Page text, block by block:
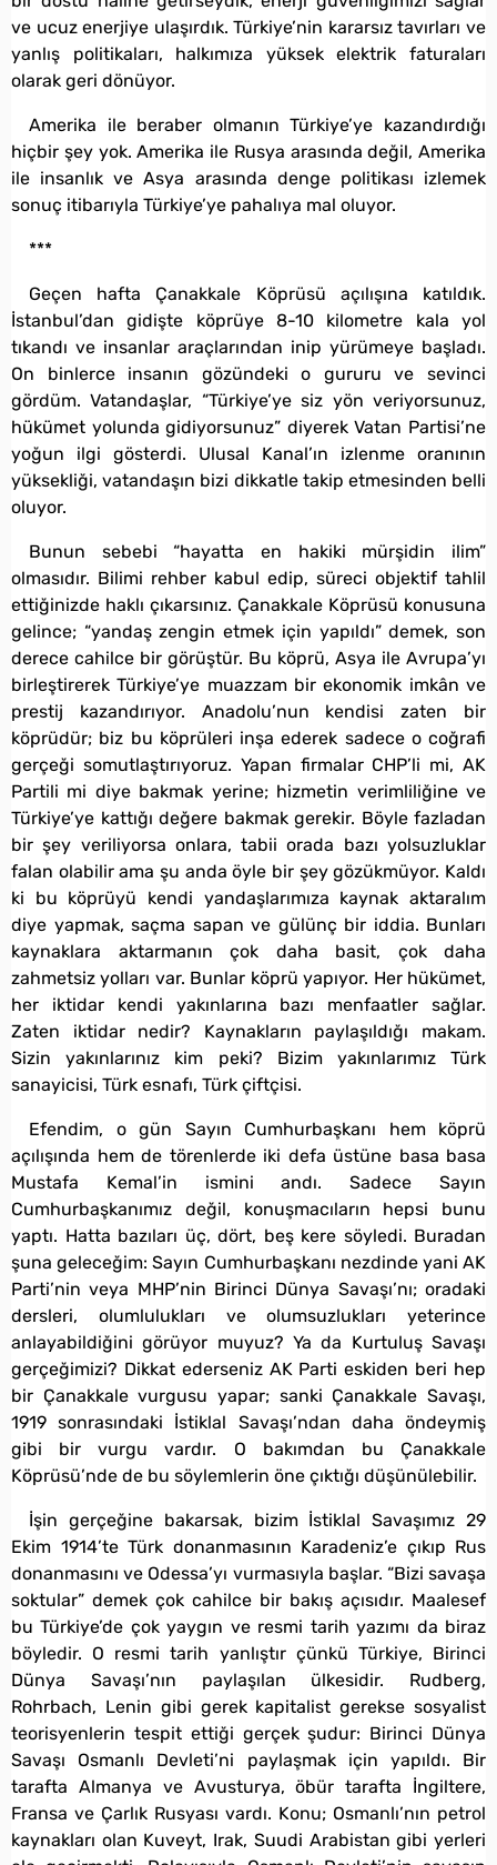
ve ucuz enerjiye ulaşırdık. Türkiye’nin kararsız tavırları ve
yanlış politikaları, halkımıza yüksek elektrik faturaları
olarak geri dönüyor.
Amerika ile beraber olmanın Türkiye’ye kazandırdığı
hiçbir şey yok. Amerika ile Rusya arasında değil, Amerika
ile insanlık ve Asya arasında denge politikası izlemek
sonuç itibarıyla Türkiye’ye pahalıya mal oluyor.
***
Geçen hafta Çanakkale Köprüsü açılışına katıldık.
İstanbul’dan gidişte köprüye 8-10 kilometre kala yol
tıkandı ve insanlar araçlarından inip yürümeye başladı.
On binlerce insanın gözündeki o gururu ve sevinci
gördüm. Vatandaşlar, “Türkiye’ye siz yön veriyorsunuz,
hükümet yolunda gidiyorsunuz” diyerek Vatan Partisi’ne
yoğun ilgi gösterdi. Ulusal Kanal’ın izlenme oranının
yüksekliği, vatandaşın bizi dikkatle takip etmesinden belli
oluyor.
Bunun sebebi “hayatta en hakiki mürşidin ilim”
olmasıdır. Bilimi rehber kabul edip, süreci objektif tahlil
ettiğinizde haklı çıkarsınız. Çanakkale Köprüsü konusuna
gelince; “yandaş zengin etmek için yapıldı” demek, son
derece cahilce bir görüştür. Bu köprü, Asya ile Avrupa’yı
birleştirerek Türkiye’ye muazzam bir ekonomik imkân ve
prestij kazandırıyor. Anadolu’nun kendisi zaten bir
köprüdür; biz bu köprüleri inşa ederek sadece o coğrafi
gerçeği somutlaştırıyoruz. Yapan firmalar CHP’li mi, AK
Partili mi diye bakmak yerine; hizmetin verimliliğine ve
Türkiye’ye kattığı değere bakmak gerekir. Böyle fazladan
bir şey veriliyorsa onlara, tabii orada bazı yolsuzluklar
falan olabilir ama şu anda öyle bir şey gözükmüyor. Kaldı
ki bu köprüyü kendi yandaşlarımıza kaynak aktaralım
diye yapmak, saçma sapan ve gülünç bir iddia. Bunları
kaynaklara aktarmanın çok daha basit, çok daha
zahmetsiz yolları var. Bunlar köprü yapıyor. Her hükümet,
her iktidar kendi yakınlarına bazı menfaatler sağlar.
Zaten iktidar nedir? Kaynakların paylaşıldığı makam.
Sizin yakınlarınız kim peki? Bizim yakınlarımız Türk
sanayicisi, Türk esnafı, Türk çiftçisi.
Efendim, o gün Sayın Cumhurbaşkanı hem köprü
açılışında hem de törenlerde iki defa üstüne basa basa
Mustafa Kemal’in ismini andı. Sadece Sayın
Cumhurbaşkanımız değil, konuşmacıların hepsi bunu
yaptı. Hatta bazıları üç, dört, beş kere söyledi. Buradan
şuna geleceğim: Sayın Cumhurbaşkanı nezdinde yani AK
Parti’nin veya MHP’nin Birinci Dünya Savaşı’nı; oradaki
dersleri, olumlulukları ve olumsuzlukları yeterince
anlayabildiğini görüyor muyuz? Ya da Kurtuluş Savaşı
gerçeğimizi? Dikkat ederseniz AK Parti eskiden beri hep
bir Çanakkale vurgusu yapar; sanki Çanakkale Savaşı,
1919 sonrasındaki İstiklal Savaşı’ndan daha öndeymiş
gibi bir vurgu vardır. O bakımdan bu Çanakkale
Köprüsü’nde de bu söylemlerin öne çıktığı düşünülebilir.
İşin gerçeğine bakarsak, bizim İstiklal Savaşımız 29
Ekim 1914’te Türk donanmasının Karadeniz’e çıkıp Rus
donanmasını ve Odessa’yı vurmasıyla başlar. “Bizi savaşa
soktular” demek çok cahilce bir bakış açısıdır. Maalesef
bu Türkiye’de çok yaygın ve resmi tarih yazımı da biraz
böyledir. O resmi tarih yanlıştır çünkü Türkiye, Birinci
Dünya Savaşı’nın paylaşılan ülkesidir. Rudberg,
Rohrbach, Lenin gibi gerek kapitalist gerekse sosyalist
teorisyenlerin tespit ettiği gerçek şudur: Birinci Dünya
Savaşı Osmanlı Devleti’ni paylaşmak için yapıldı. Bir
tarafta Almanya ve Avusturya, öbür tarafta İngiltere,
Fransa ve Çarlık Rusyası vardı. Konu; Osmanlı’nın petrol
kaynakları olan Kuveyt, Irak, Suudi Arabistan gibi yerleri